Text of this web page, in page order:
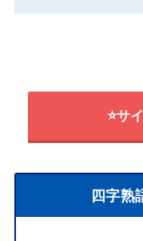
⭐サ
四字熟